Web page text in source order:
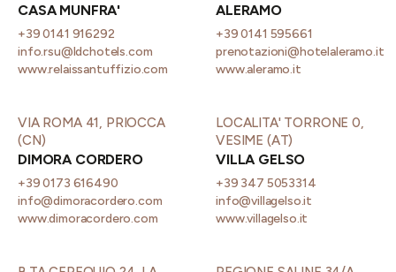
CASA MUNFRA'
+39 0141 916292
info.rsu@ldchotels.com
www.relaissantuffizio.com
ALERAMO
+39 0141 595661
prenotazioni@hotelaleramo.it
www.aleramo.it
VIA ROMA 41, PRIOCCA
(CN)
DIMORA CORDERO
+39 0173 616490
info@dimoracordero.com
www.dimoracordero.com
LOCALITA' TORRONE 0,
VESIME (AT)
VILLA GELSO
+39 347 5053314
info@villagelso.it
www.villagelso.it